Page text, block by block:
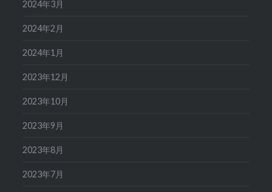
2024年3月
2024年2月
2024年1月
2023年12月
2023年10月
2023年9月
2023年8月
2023年7月